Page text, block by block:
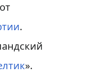
.
».